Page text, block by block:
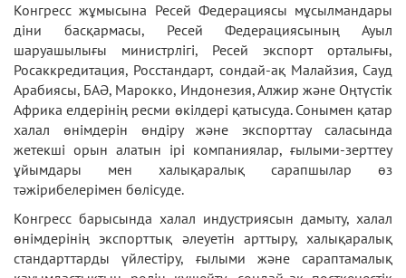
Конгресс жұмысына Ресей Федерациясы мұсылмандары
діни басқармасы, Ресей Федерациясының Ауыл
шаруашылығы министрлігі, Ресей экспорт орталығы,
Росаккредитация, Росстандарт, сондай-ақ Малайзия, Сауд
Арабиясы, БАӘ, Марокко, Индонезия, Алжир және Оңтүстік
Африка елдерінің ресми өкілдері қатысуда. Сонымен қатар
халал өнімдерін өндіру және экспорттау саласында
жетекші орын алатын ірі компаниялар, ғылыми-зерттеу
ұйымдары мен халықаралық сарапшылар өз
тәжірибелерімен бөлісуде.
Конгресс барысында халал индустриясын дамыту, халал
өнімдерінің экспорттық әлеуетін арттыру, халықаралық
стандарттарды үйлестіру, ғылыми және сараптамалық